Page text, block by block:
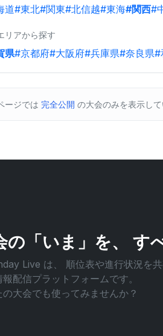
道#東北#関東#北信越#東海#関西#
リアから探す
県#京都府#大阪府#兵庫県#奈良県#
ージでは 完全公開 の大会のみを表示して
の「いま」を、 す
Live は、 順位表や進行状況を
配信プラットフォームです。
の大会でも使ってみませんか？